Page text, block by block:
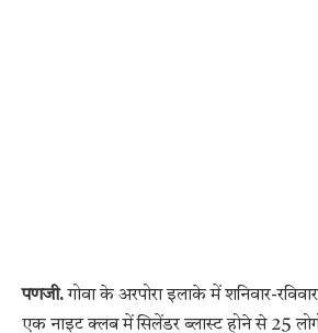
पणजी.गोवा के अरपोरा इलाके में शनिवार-
एक नाइट क्लब में सिलेंडर ब्लास्ट होने से 25